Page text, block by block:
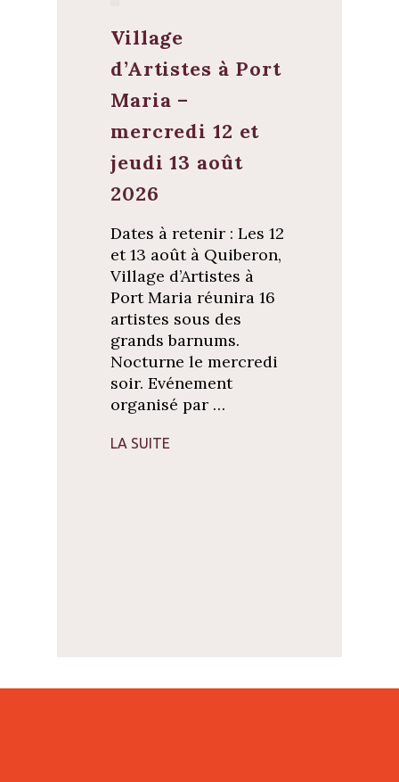
Village
d’Artistes à Port
Maria –
mercredi 12 et
jeudi 13 août
2026
Dates à retenir : Les 12
et 13 août à Quiberon,
Village d’Artistes à
Port Maria réunira 16
artistes sous des
grands barnums.
Nocturne le mercredi
soir. Evénement
organisé par …
LA SUITE